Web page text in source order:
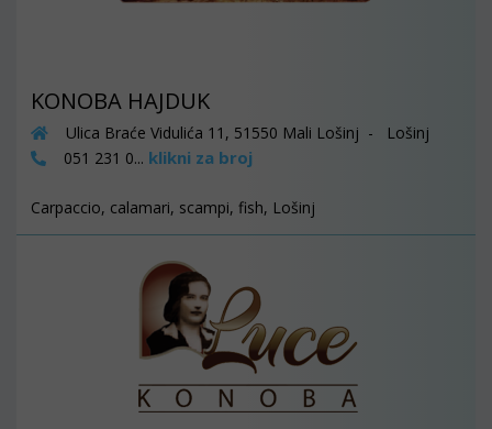
KONOBA HAJDUK
Ulica Braće Vidulića 11, 51550 Mali Lošinj - Lošinj
051 231 0... klikni za broj
Carpaccio, calamari, scampi, fish, Lošinj